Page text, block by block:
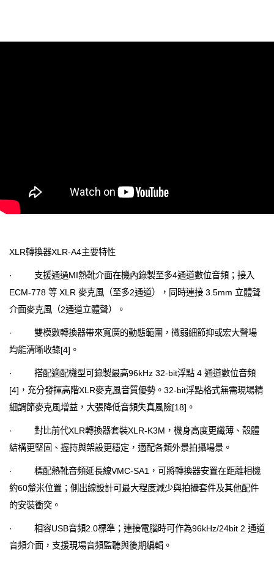
XLR轉換器XLR-A4主要特性
· 支援通過MI熱靴介面在機內錄製至多4通道數位音頻；接入
ECM-778 等 XLR 麥克風（至多2通道），同時連接 3.5mm 立體聲
介面麥克風（2通道立體聲）。
· 雙模數轉換器帶來寬廣的動態範圍，微弱細節抑或宏大聲場
均能清晰收錄[4]。
· 搭配適配機型可錄製最高96kHz 32-bit浮點 4 通道數位音頻
[4]，充分發揮高階XLR麥克風音質優勢。32-bit浮點格式無需現場精
細調節麥克風增益，大張降低音頻失真風險[18]。
· 對比前代XLR轉換器套裝XLR-K3M，機身高度更纖薄、殼體
結構更堅固、握持與架設更穩定，適配各類外景拍攝場景。
· 標配熱靴音頻延長線VMC-SA1，可將轉換器安置在距離相機
約60釐米位置；側出線設計可最大程度減少與拍攝套件及其他配件
的安裝衝突。
· 相容USB音頻2.0標準；連接電腦時可作為96kHz/24bit 2 通道
音頻介面，支援現場音頻監聽與後期編輯。